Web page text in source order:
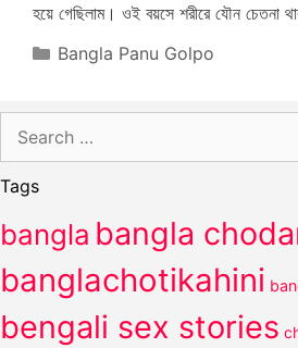
হয়ে গেছিলাম। ওই বয়সে শরীরে যৌন চেতনা
Categories
Bangla Panu Golpo
for:
Tags
bangla bangla
banglachotikahini
bengali sex stories